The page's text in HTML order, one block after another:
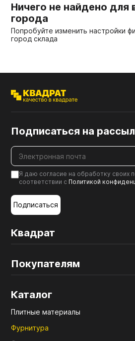
Мебельные образцы, каталоги
Ничего не найдено для
города
Попробуйте изменить настройки
город склада
Квадрат
Покупателям
Каталог
Плитные материалы
Фурнитура
Подписаться на
Я даю согласие на обработку своих
соответствии с Политикой
Подписаться